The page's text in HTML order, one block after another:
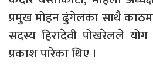
प्रमुख मोहन ढुंगेलका साथै
सदस्य हिरादेवी पोखरेलले योग
प्रकाश पारेका थिए ।